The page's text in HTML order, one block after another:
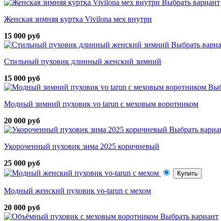
Выбрать вариант
Женская зимняя куртка Vivilona мех внутри
15 000 руб
Выбрать
Стильный пуховик длинный женский зимний
15 000 руб
Модный зимний пуховик vo tarun с меховым воротником
20 000 руб
Выбрать
Укороченный пуховик зима 2025 коричневый
25 000 руб
Купить
Модный женский пуховик vo-tarun с мехом
20 000 руб
Выбрать вариант